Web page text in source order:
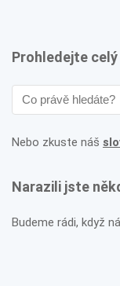
Prohledejte celý
Nebo zkuste náš
Narazili jste
Budeme rádi, když